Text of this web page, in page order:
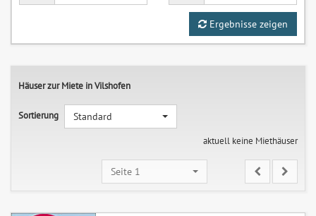
Ergebnisse zeigen
Häuser zur Miete in Vilshofen
Sortierung
Standard
aktuell keine Miethäuser
Seite 1